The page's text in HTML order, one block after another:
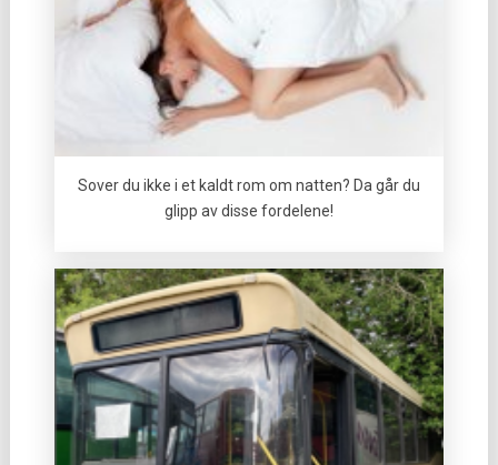
Sover du ikke i et kaldt rom om natten? Da går du
glipp av disse fordelene!